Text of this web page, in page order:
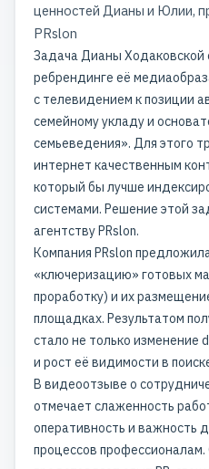
ценностей Дианы и Юлии,
PRslon
Задача Дианы Ходаковской
ребрендинге её
с телевидением к позиции
семейному укладу и
семьеведения». Для этого
интернет качественным
который бы лучше
системами. Решение этой
агентству PRslon.
Компания PRslon
«ключеризацию» готовых
проработку) и их
площадках. Результатом
стало не только
и рост её видимости в
В видеоотзыве о
отмечает слаженность
оперативность и важность
процессов